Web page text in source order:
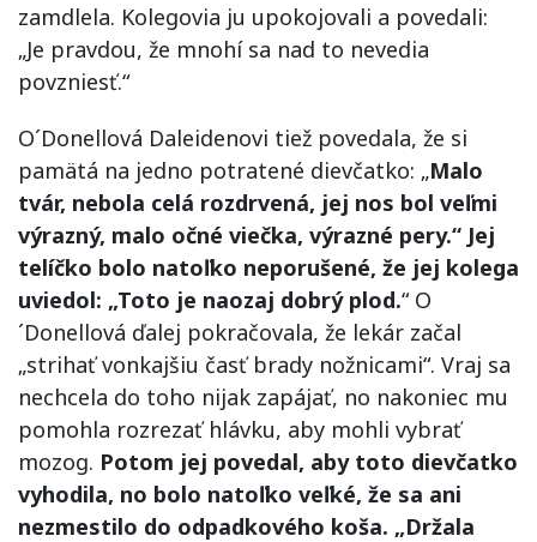
zamdlela. Kolegovia ju upokojovali a povedali:
„Je pravdou, že mnohí sa nad to nevedia
povzniesť.“
O´Donellová Daleidenovi tiež povedala, že si
pamätá na jedno potratené dievčatko: „Malo
tvár, nebola celá rozdrvená, jej nos bol veľmi
výrazný, malo očné viečka, výrazné pery.“ Jej
telíčko bolo natoľko neporušené, že jej kolega
uviedol: „Toto je naozaj dobrý plod.“ O
´Donellová ďalej pokračovala, že lekár začal
„strihať vonkajšiu časť brady nožnicami“. Vraj sa
nechcela do toho nijak zapájať, no nakoniec mu
pomohla rozrezať hlávku, aby mohli vybrať
mozog. Potom jej povedal, aby toto dievčatko
vyhodila, no bolo natoľko veľké, že sa ani
nezmestilo do odpadkového koša. „Držala